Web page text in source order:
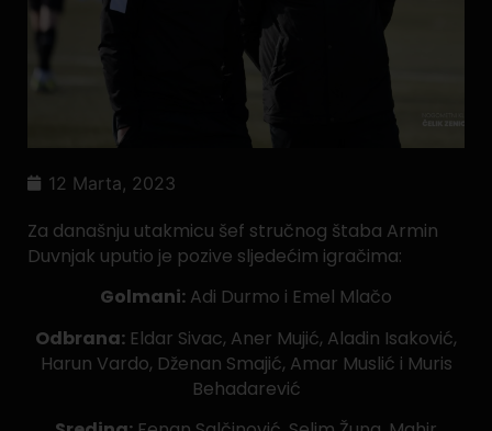
12 Marta, 2023
Za današnju utakmicu šef stručnog štaba Armin
Duvnjak uputio je pozive sljedećim igračima:
Golmani: Adi Durmo i Emel Mlačo
Odbrana: Eldar Sivac, Aner Mujić, Aladin Isaković,
Harun Vardo, Dženan Smajić, Amar Muslić i Muris
Behadarević